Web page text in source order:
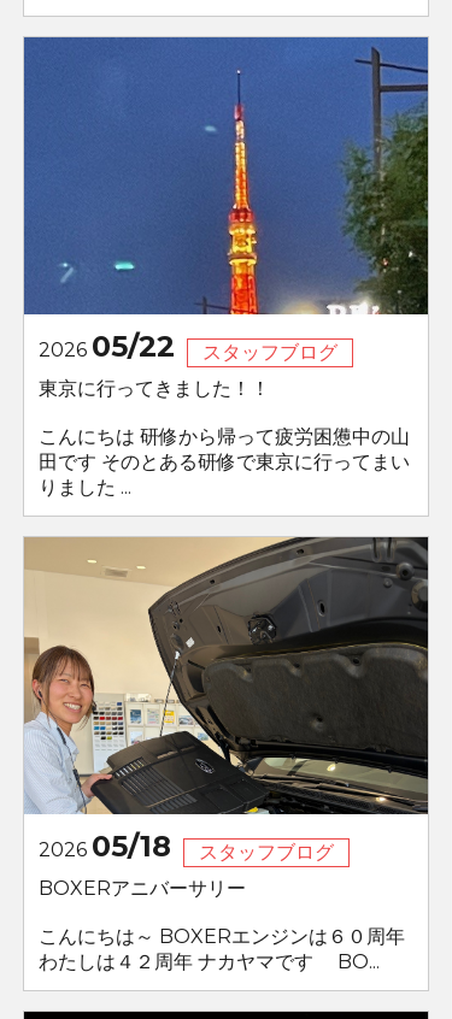
2026 05/22
スタッフブログ
東京に行ってきました！！
こんにちは 研修から帰って疲労困憊中の山
田です そのとある研修で東京に行ってまい
りました ...
2026 05/18
スタッフブログ
BOXERアニバーサリー
こんにちは～ BOXERエンジンは６０周年
わたしは４２周年 ナカヤマです BO...